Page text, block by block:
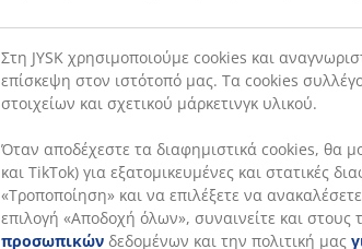
Στη JYSK χρησιμοποιούμε cookies και
επίσκεψη στον ιστότοπό μας. Τα cookies
στοιχείων και σχετικού μάρκετινγκ υλικού.
Όταν αποδέχεστε τα διαφημιστικά cookies, θα
και TikTok) για εξατομικευμένες και στατικές
«Τροποποίηση» και να επιλέξετε να
επιλογή «Αποδοχή όλων», συναινείτε και στους
προσωπικών δεδομένων και την πολιτική μας